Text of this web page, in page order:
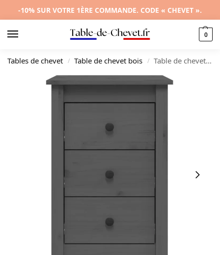
-10% SUR VOTRE 1ÈRE COMMANDE. CODE « CHEVET ».
0
Tables de chevet / Table de chevet bois / Table de chevet pin gris design moderne 3 tiroirs, 40x35x61.5cm